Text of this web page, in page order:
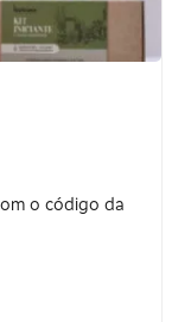
o código da